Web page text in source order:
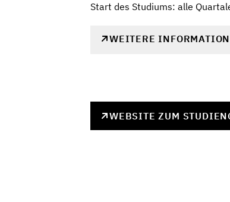
Start des Studiums: alle
WEITERE
WEBSITE ZUM